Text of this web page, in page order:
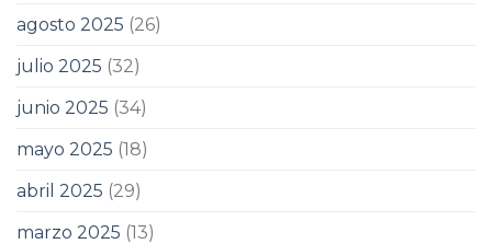
agosto 2025 (26)
julio 2025 (32)
junio 2025 (34)
mayo 2025 (18)
abril 2025 (29)
marzo 2025 (13)